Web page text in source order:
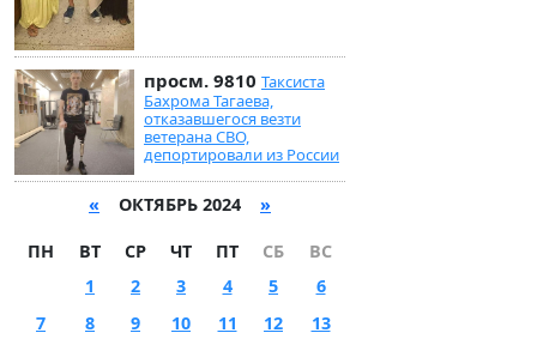
просм. 9810 Таксиста
Бахрома Тагаева,
отказавшегося везти
ветерана СВО,
депортировали из России
« ОКТЯБРЬ 2024 »
ПН ВТ СР ЧТ ПТ СБ
ВС
1
2 3 4 5
6
7
8 9 10 11 12
13